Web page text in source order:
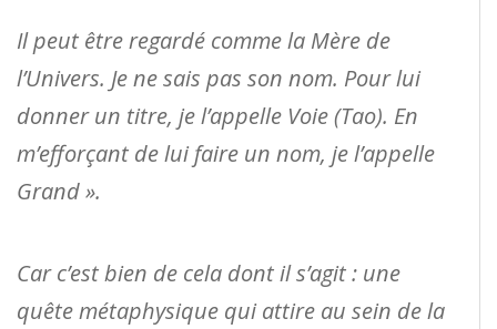
Il peut être regardé comme la Mère de
l’Univers. Je ne sais pas son nom. Pour lui
donner un titre, je l’appelle Voie (Tao). En
m’efforçant de lui faire un nom, je l’appelle
Grand ».
Car c’est bien de cela dont il s’agit : une
quête métaphysique qui attire au sein de la